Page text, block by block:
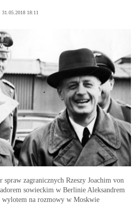
31.05.2018 18:11
zagranicznych Rzeszy Joachim von
sowieckim w Berlinie Aleksandrem
wylotem na rozmowy w Moskwie